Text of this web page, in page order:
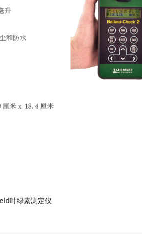
叶绿素测定仪